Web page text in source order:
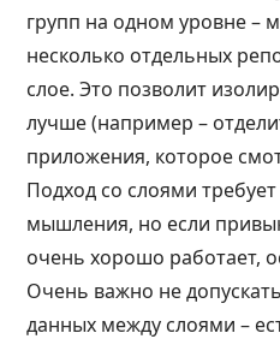
групп на одном уровне –
несколько отдельных
слое. Это позволит
лучше (например –
приложения, которое
Подход со слоями
мышления, но если
очень хорошо работает,
Очень важно не
данных между слоями –